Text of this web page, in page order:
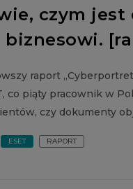
czym
raport
co piąty pracownik w
czy dokumenty
ESET RAPORT